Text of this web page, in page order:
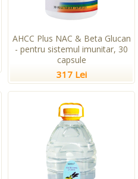
AHCC Plus NAC & Beta Glucan
- pentru sistemul imunitar, 30
capsule
317 Lei